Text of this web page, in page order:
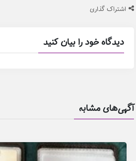
اشتراک گذاری
دیدگاه خود را بیان کنید
آگهی‌های مشابه